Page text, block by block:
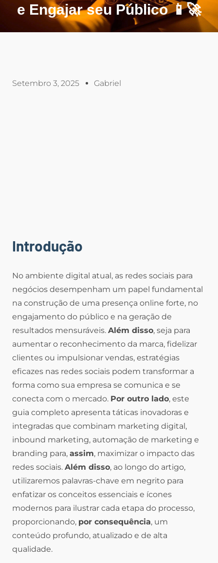
e Engajar seu Público 📱🚀
Setembro 3, 2025 Gabriel
Introdução
No ambiente digital atual, as redes sociais para
negócios desempenham um papel fundamental
na construção de uma presença online forte, no
engajamento do público e na geração de
resultados mensuráveis. Além disso, seja para
aumentar o reconhecimento da marca, fidelizar
clientes ou impulsionar vendas, estratégias
eficazes nas redes sociais podem transformar a
forma como sua empresa se comunica e se
conecta com o mercado. Por outro lado, este
guia completo apresenta táticas inovadoras e
integradas que combinam marketing digital,
inbound marketing, automação de marketing e
branding para, assim, maximizar o impacto das
redes sociais. Além disso, ao longo do artigo,
utilizaremos palavras-chave em negrito para
enfatizar os conceitos essenciais e ícones
modernos para ilustrar cada etapa do processo,
proporcionando, por consequência, um
conteúdo profundo, atualizado e de alta
qualidade.